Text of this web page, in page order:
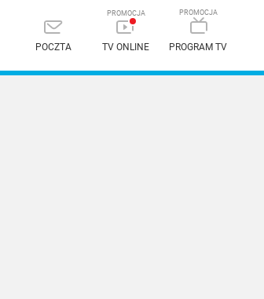
POCZTA TV ONLINE PROGRAM TV